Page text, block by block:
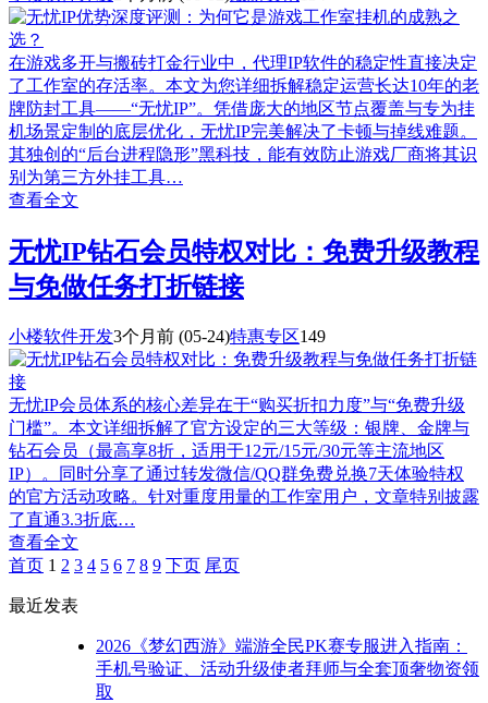
在游戏多开与搬砖打金行业中，代理IP软件的稳定性直接决定
了工作室的存活率。本文为您详细拆解稳定运营长达10年的老
牌防封工具——“无忧IP”。凭借庞大的地区节点覆盖与专为挂
机场景定制的底层优化，无忧IP完美解决了卡顿与掉线难题。
其独创的“后台进程隐形”黑科技，能有效防止游戏厂商将其识
别为第三方外挂工具…
查看全文
无忧IP钻石会员特权对比：免费升级教程
与免做任务打折链接
小楼软件开发3个月前 (05-24)特惠专区149
无忧IP会员体系的核心差异在于“购买折扣力度”与“免费升级
门槛”。本文详细拆解了官方设定的三大等级：银牌、金牌与
钻石会员（最高享8折，适用于12元/15元/30元等主流地区
IP）。同时分享了通过转发微信/QQ群免费兑换7天体验特权
的官方活动攻略。针对重度用量的工作室用户，文章特别披露
了直通3.3折底…
查看全文
首页 1 2 3 4 5 6 7 8 9 下页 尾页
最近发表
2026《梦幻西游》端游全民PK赛专服进入指南：
手机号验证、活动升级使者拜师与全套顶奢物资领
取